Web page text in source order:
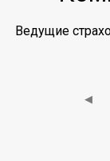
Ведущие
◀